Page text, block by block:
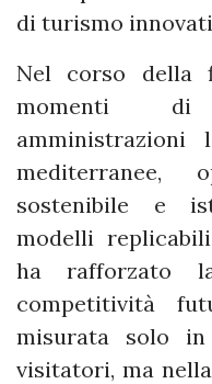
di turismo
Nel corso della
momenti
amministrazioni
mediterranee,
sostenibile e
modelli
ha rafforzato
competitività
misurata solo
visitatori, ma